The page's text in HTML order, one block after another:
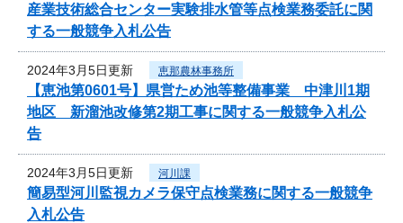
産業技術総合センター実験排水管等点検業務委託に関
する一般競争入札公告
2024年3月5日更新 恵那農林事務所
【恵池第0601号】県営ため池等整備事業 中津川1期
地区 新溜池改修第2期工事に関する一般競争入札公
告
2024年3月5日更新 河川課
簡易型河川監視カメラ保守点検業務に関する一般競争
入札公告